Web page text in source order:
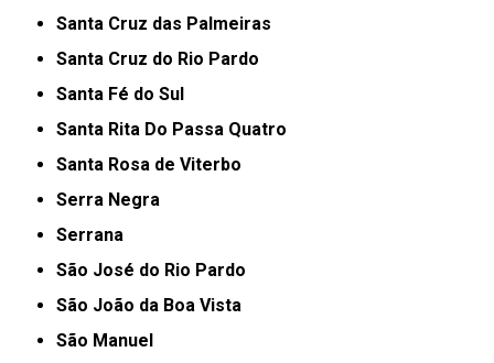
Santa Cruz das Palmeiras
Santa Cruz do Rio Pardo
Santa Fé do Sul
Santa Rita Do Passa Quatro
Santa Rosa de Viterbo
Serra Negra
Serrana
São José do Rio Pardo
São João da Boa Vista
São Manuel